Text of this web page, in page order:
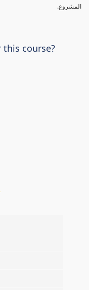
المشروع.
course?